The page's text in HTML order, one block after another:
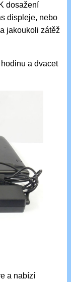
dosažení
displeje, nebo
jakoukoli zátěž
a dvacet
a nabízí